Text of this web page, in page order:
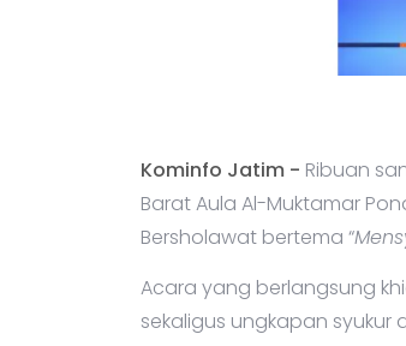
Kominfo Jatim - Ribuan
Barat Aula Al-Muktamar
Bersholawat bertema “
Acara yang berlangsung
sekaligus ungkapan